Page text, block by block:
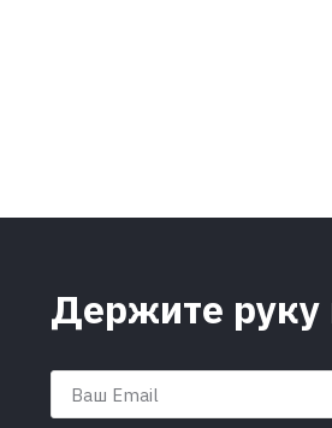
Держите руку